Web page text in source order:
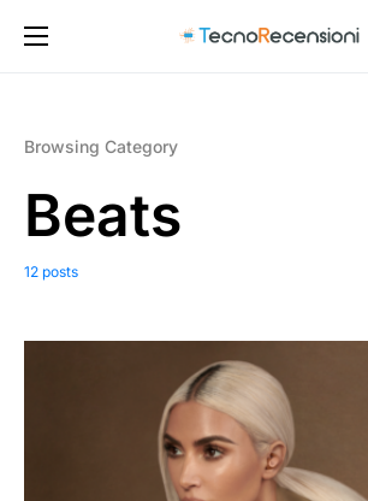
Browsing Category
Beats
12 posts